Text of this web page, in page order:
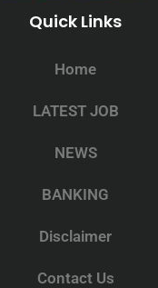
Quick Links
Home
LATEST JOB
NEWS
BANKING
Disclaimer
Contact Us